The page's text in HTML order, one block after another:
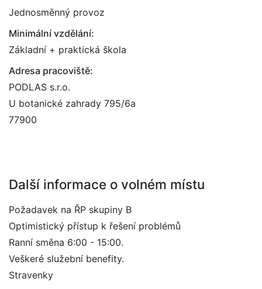
Jednosměnný provoz
Minimální vzdělání:
Základní + praktická škola
Adresa pracoviště:
PODLAS s.r.o.
U botanické zahrady 795/6a
77900
Další informace o volném místu
Požadavek na ŘP skupiny B
Optimistický přístup k řešení problémů
Ranní směna 6:00 - 15:00.
Veškeré služební benefity.
Stravenky